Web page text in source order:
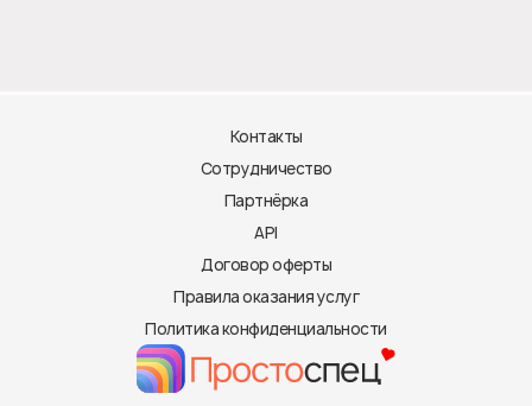
Контакты
Сотрудничество
Партнёрка
API
Договор оферты
Правила оказания услуг
Политика конфиденциальности